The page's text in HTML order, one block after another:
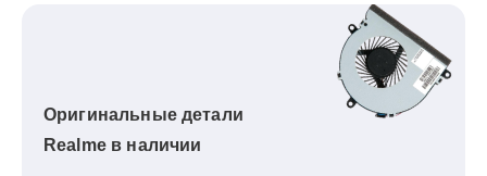
Оригинальные детали
Realme в наличии